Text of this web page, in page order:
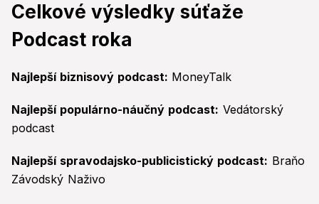
Celkové výsledky súťaže
Podcast roka
Najlepší biznisový podcast: MoneyTalk
Najlepší populárno-náučný podcast: Vedátorský
podcast
Najlepší spravodajsko-publicistický podcast: Braňo
Závodský Naživo